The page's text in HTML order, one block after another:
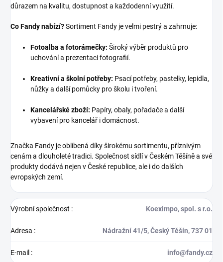
důrazem na kvalitu, dostupnost a každodenní využití.
Co Fandy nabízí?Sortiment Fandy je velmi pestrý a zahrnuje:
Fotoalba a fotorámečky: Široký výběr produktů pro
uchování a prezentaci fotografií.
Kreativní a školní potřeby: Psací potřeby, pastelky, lepidla,
nůžky a další pomůcky pro školu i tvoření.
Kancelářské zboží: Papíry, obaly, pořadače a další
vybavení pro kancelář i domácnost.
Značka Fandy je oblíbená díky širokému sortimentu, příznivým
cenám a dlouholeté tradici. Společnost sídlí v Českém Těšíně a své
produkty dodává nejen v České republice, ale i do dalších
evropských zemí.
Výrobní společnost : Koeximpo, spol. s r.o.
Adresa : Nádražní 41/5, Český Těšín, 737 01
E-mail : info@fandy.cz